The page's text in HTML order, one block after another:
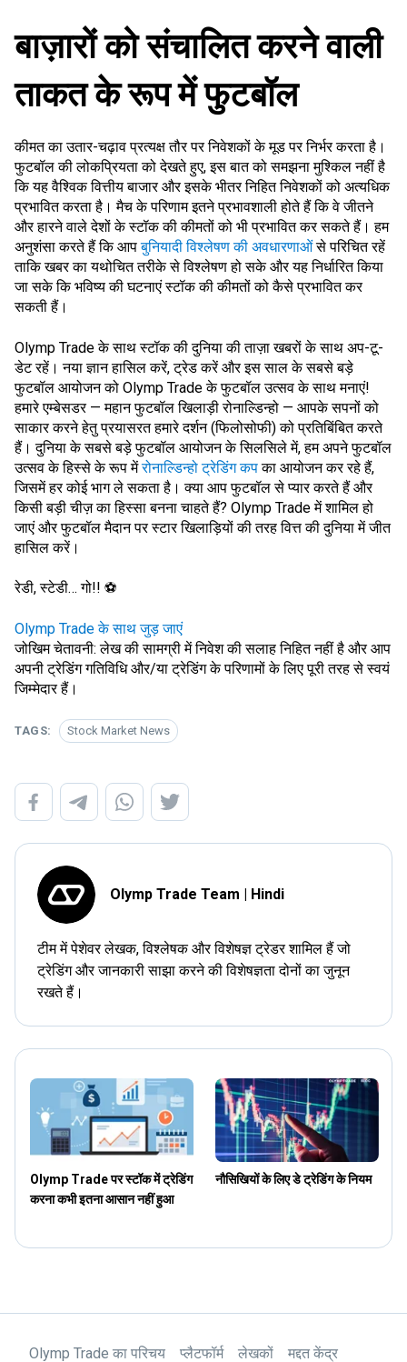
बाज़ारों को संचालित करने वाली
ताकत के रूप में फुटबॉल
कीमत का उतार-चढ़ाव प्रत्यक्ष तौर पर निवेशकों के मूड पर निर्भर करता है।
फुटबॉल की लोकप्रियता को देखते हुए, इस बात को समझना मुश्किल नहीं है
कि यह वैश्विक वित्तीय बाजार और इसके भीतर निहित निवेशकों को अत्यधिक
प्रभावित करता है। मैच के परिणाम इतने प्रभावशाली होते हैं कि वे जीतने
और हारने वाले देशों के स्टॉक की कीमतों को भी प्रभावित कर सकते हैं। हम
अनुशंसा करते हैं कि आपबुनियादी विश्लेषण की अवधारणाओंसे परिचित रहें
ताकि खबर का यथोचित तरीके से विश्लेषण हो सके और यह निर्धारित किया
जा सके कि भविष्य की घटनाएं स्टॉक की कीमतों को कैसे प्रभावित कर
सकती हैं।
Olymp Trade के साथ स्टॉक की दुनिया की ताज़ा खबरों के साथ अप-टू-
डेट रहें। नया ज्ञान हासिल करें, ट्रेड करें और इस साल के सबसे बड़े
फुटबॉल आयोजन को Olymp Trade के फुटबॉल उत्सव के साथ मनाएं!
हमारे एम्बेसडर — महान फुटबॉल खिलाड़ी रोनाल्डिन्हो — आपके सपनों को
साकार करने हेतु प्रयासरत हमारे दर्शन (फिलोसोफी) को प्रतिबिंबित करते
हैं। दुनिया के सबसे बड़े फुटबॉल आयोजन के सिलसिले में, हम अपने फुटबॉल
उत्सव के हिस्से के रूप मेंरोनाल्डिन्हो ट्रेडिंग कपका आयोजन कर रहे हैं,
जिसमें हर कोई भाग ले सकता है। क्या आप फुटबॉल से प्यार करते हैं और
किसी बड़ी चीज़ का हिस्सा बनना चाहते हैं? Olymp Trade में शामिल हो
जाएं और फुटबॉल मैदान पर स्टार खिलाड़ियों की तरह वित्त की दुनिया में जीत
हासिल करें।
रेडी, स्टेडी… गो!! ⚽️
Olymp Trade के साथ जुड़ जाएं
जोखिम चेतावनी: लेख की सामग्री में निवेश की सलाह निहित नहीं है और आप
अपनी ट्रेडिंग गतिविधि और/या ट्रेडिंग के परिणामों के लिए पूरी तरह से स्वयं
जिम्मेदार हैं।
TAGS: Stock Market News
Olymp Trade Team | Hindi
टीम में पेशेवर लेखक, विश्लेषक और विशेषज्ञ ट्रेडर शामिल हैं जो
ट्रेडिंग और जानकारी साझा करने की विशेषज्ञता दोनों का जुनून
रखते हैं।
Olymp Trade पर स्टॉक में ट्रेडिंग
करना कभी इतना आसान नहीं हुआ
नौसिखियों के लिए डे ट्रेडिंग के नियम
Olymp Trade का परिचय प्लैटफॉर्म लेखकों मद्दत केंद्र